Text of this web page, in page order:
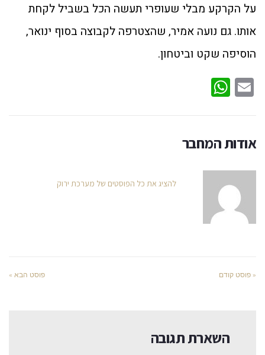
על הקרקע מבלי שעופרי תעשה הכל בשביל לקחת
אותו. גם נועה אמיר, שהצטרפה לקבוצה בסוף ינואר,
הוסיפה שקט וביטחון.
Email
אודות המחבר
להציג את כל הפוסטים של מערכת ירוק
« פוסט קודם פוסט הבא »
השארת תגובה